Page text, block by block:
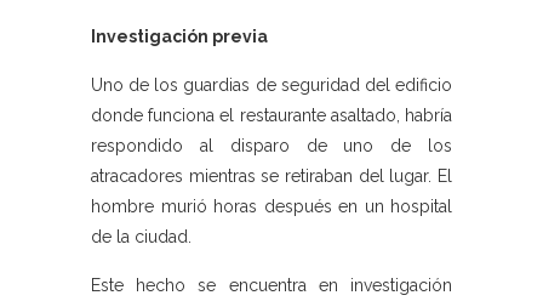
Investigación previa
Uno de los guardias de seguridad del edificio
donde funciona el restaurante asaltado, habría
respondido al disparo de uno de los
atracadores mientras se retiraban del lugar. El
hombre murió horas después en un hospital
de la ciudad.
Este hecho se encuentra en investigación